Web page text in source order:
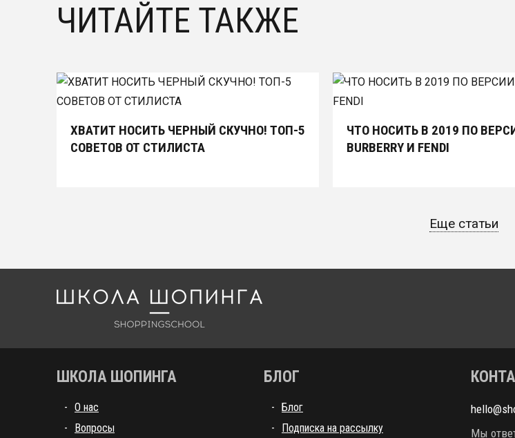
ЧИТАЙТЕ ТАКЖЕ
ХВАТИТ НОСИТЬ ЧЕРНЫЙ СКУЧНО! ТОП-5
СОВЕТОВ ОТ СТИЛИСТА
ЧТО НОСИТЬ В 2019 ПО
BURBERRY И FENDI
Еще статьи
ШКОЛА ШОПИНГА
О нас
Вопросы
БЛОГ
Блог
Подписка на рассылку
Мы